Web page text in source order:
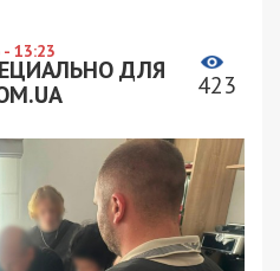
13:23
ДЛЯ
423